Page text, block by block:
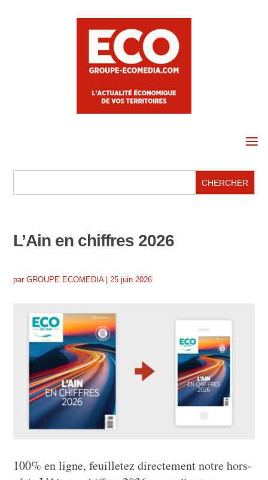
a
L’Ain en chiffres 2026
parGROUPE ECOMEDIA| 25 juin 2026
100% en ligne, feuilletez directement notre hors-